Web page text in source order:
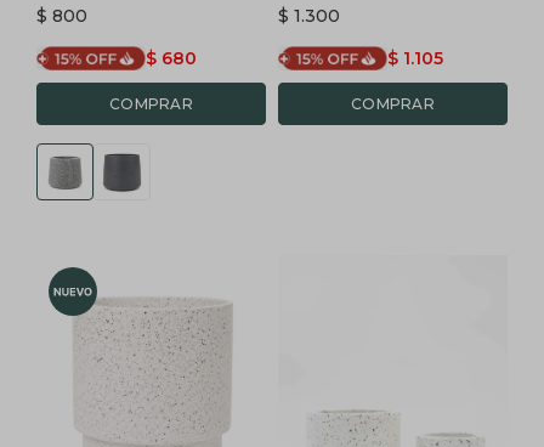
$ 800
$ 680
$ 1.300
$ 1.105